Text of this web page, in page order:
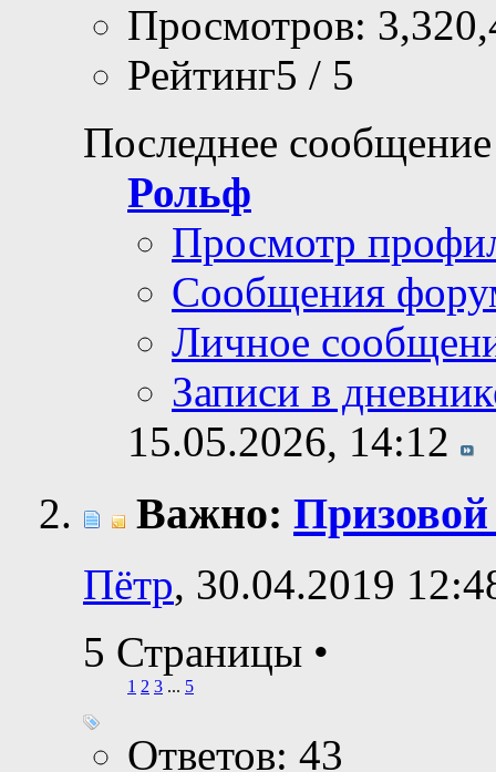
Просмотров:
Рейтинг5 / 5
Последнее
Рольф
Просмотр
Сообщения
Личное
Записи в
15.05.2026, 14:12
Важно:
Пётр, 30.04.2019
5 Страницы •
1 2 3 ... 5
Ответов: 43